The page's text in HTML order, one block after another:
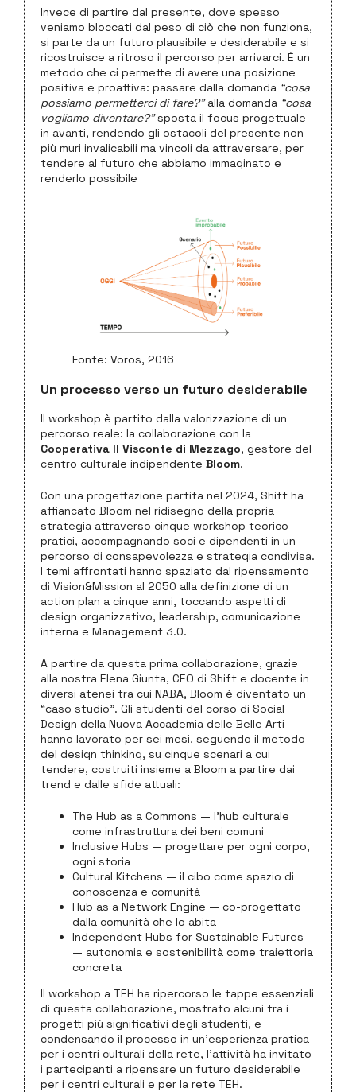
Invece di partire dal presente, dove spesso
veniamo bloccati dal peso di ciò che non funziona,
si parte da un futuro plausibile e desiderabile e si
ricostruisce a ritroso il percorso per arrivarci. È un
metodo che ci permette di avere una posizione
positiva e proattiva: passare dalla domanda “cosa
possiamo permetterci di fare?”alla domanda “cosa
vogliamo diventare?”sposta il focus progettuale
in avanti, rendendo gli ostacoli del presente non
più muri invalicabili ma vincoli da attraversare, per
tendere al futuro che abbiamo immaginato e
renderlo possibile
Fonte: Voros, 2016
Un processo verso un futuro desiderabile
Il workshop è partito dalla valorizzazione di un
percorso reale: la collaborazione con la
Cooperativa Il Visconte di Mezzago, gestore del
centro culturale indipendente Bloom.
Con una progettazione partita nel 2024, Shift ha
affiancato Bloom nel ridisegno della propria
strategia attraverso cinque workshop teorico-
pratici, accompagnando soci e dipendenti in un
percorso di consapevolezza e strategia condivisa.
I temi affrontati hanno spaziato dal ripensamento
di Vision&Mission al 2050 alla definizione di un
action plan a cinque anni, toccando aspetti di
design organizzativo, leadership, comunicazione
interna e Management 3.0.
A partire da questa prima collaborazione, grazie
alla nostra Elena Giunta, CEO di Shift e docente in
diversi atenei tra cui NABA, Bloom è diventato un
“caso studio”. Gli studenti del corso di Social
Design della Nuova Accademia delle Belle Arti
hanno lavorato per sei mesi, seguendo il metodo
del design thinking, su cinque scenari a cui
tendere, costruiti insieme a Bloom a partire dai
trend e dalle sfide attuali:
The Hub as a Commons — l’hub culturale
come infrastruttura dei beni comuni
Inclusive Hubs — progettare per ogni corpo,
ogni storia
Cultural Kitchens — il cibo come spazio di
conoscenza e comunità
Hub as a Network Engine — co-progettato
dalla comunità che lo abita
Independent Hubs for Sustainable Futures
— autonomia e sostenibilità come traiettoria
concreta
Il workshop a TEH ha ripercorso le tappe essenziali
di questa collaborazione, mostrato alcuni tra i
progetti più significativi degli studenti, e
condensando il processo in un’esperienza pratica
per i centri culturali della rete, l’attività ha invitato
i partecipanti a ripensare un futuro desiderabile
per i centri culturali e per la rete TEH.